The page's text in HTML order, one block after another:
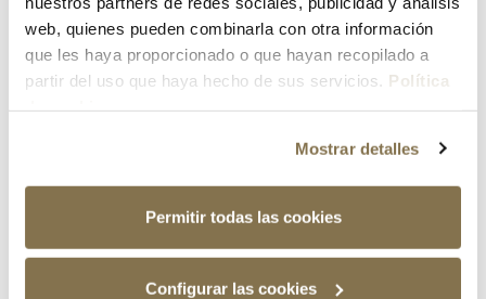
web, quienes pueden combinarla con otra información
que les haya proporcionado o que hayan recopilado a
partir del uso que haya hecho de sus servicios. Política
Mostrar detalles
Permitir todas las cookies
Configurar las cookies
¿Has olvidado tu contraseña?